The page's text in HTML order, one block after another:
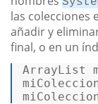
las colecciones
añadir y
final, o en un
ArrayList